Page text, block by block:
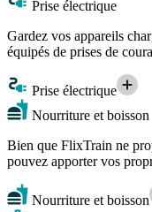
Prise électrique
Gardez vos appareils
équipés de prises de
Prise électrique
Nourriture et boisson
Bien que FlixTrain ne
pouvez apporter vos
Nourriture et boisson